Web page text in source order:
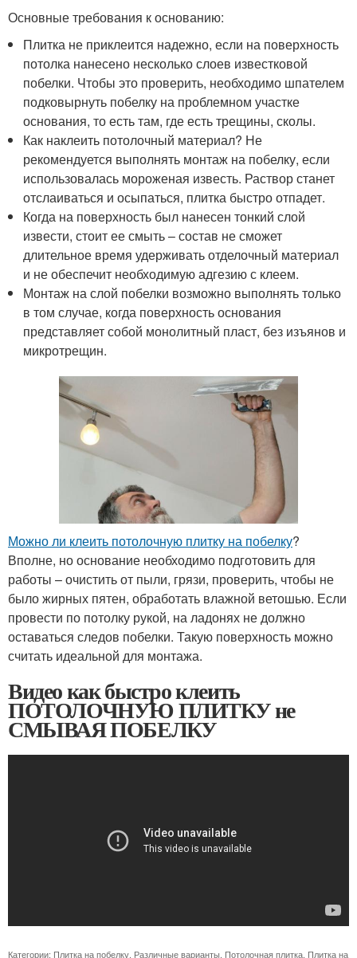
Основные требования к основанию:
Плитка не приклеится надежно, если на поверхность
потолка нанесено несколько слоев известковой
побелки. Чтобы это проверить, необходимо шпателем
подковырнуть побелку на проблемном участке
основания, то есть там, где есть трещины, сколы.
Как наклеить потолочный материал? Не
рекомендуется выполнять монтаж на побелку, если
использовалась мороженая известь. Раствор станет
отслаиваться и осыпаться, плитка быстро отпадет.
Когда на поверхность был нанесен тонкий слой
извести, стоит ее смыть – состав не сможет
длительное время удерживать отделочный материал
и не обеспечит необходимую адгезию с клеем.
Монтаж на слой побелки возможно выполнять только
в том случае, когда поверхность основания
представляет собой монолитный пласт, без изъянов и
микротрещин.
Можно ли клеить потолочную плитку на побелку?
Вполне, но основание необходимо подготовить для
работы – очистить от пыли, грязи, проверить, чтобы не
было жирных пятен, обработать влажной ветошью. Если
провести по потолку рукой, на ладонях не должно
оставаться следов побелки. Такую поверхность можно
считать идеальной для монтажа.
Видео как быстро клеить
ПОТОЛОЧНУЮ ПЛИТКУ не
СМЫВАЯ ПОБЕЛКУ
Категории: Плитка на побелку Различные варианты Потолочная плитка Плитка на